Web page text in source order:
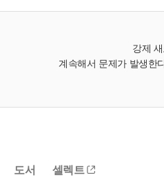
강제
계속해서 문제가 발생한
도서 셀렉트